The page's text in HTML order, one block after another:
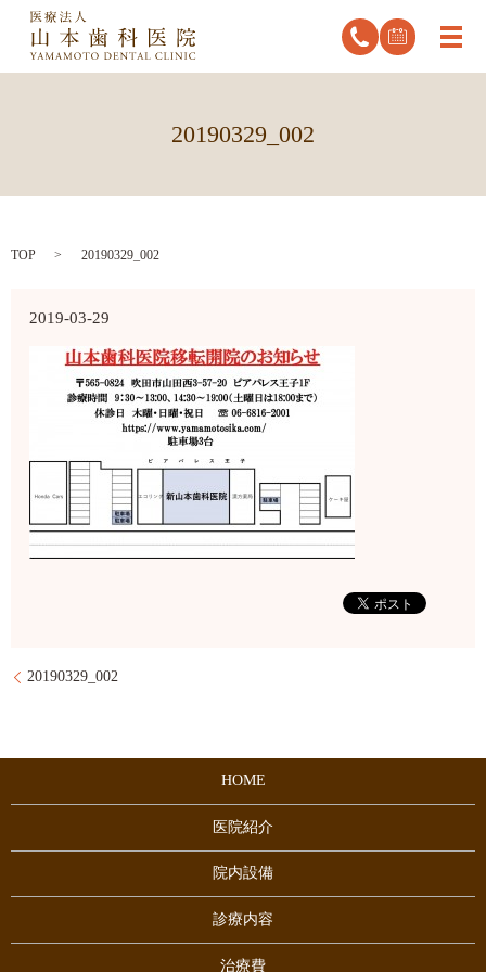
メ
20190329_002
TOP 20190329_002
2019-03-29
20190329_002
HOME
医院紹介
院内設備
診療内容
治療費